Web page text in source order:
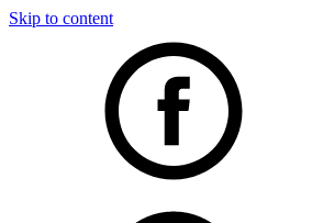
Skip to content